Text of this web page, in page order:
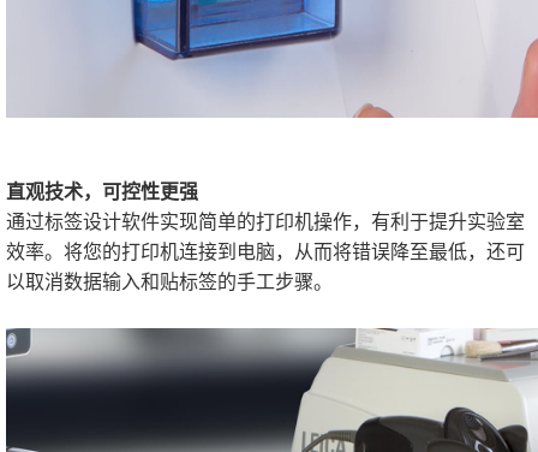
直观技术，可控性更强
通过标签设计软件实现简单的打印机操作，有利于提升实验室
效率。将您的打印机连接到电脑，从而将错误降至最低，还可
以取消数据输入和贴标签的手工步骤。